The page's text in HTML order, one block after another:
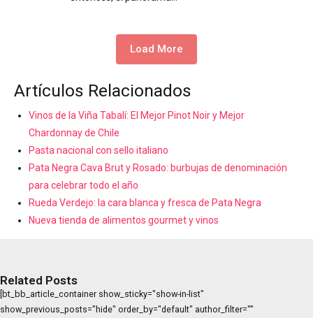
Load More
Artículos Relacionados
Vinos de la Viña Tabalí: El Mejor Pinot Noir y Mejor
Chardonnay de Chile
Pasta nacional con sello italiano
Pata Negra Cava Brut y Rosado: burbujas de denominación
para celebrar todo el año
Rueda Verdejo: la cara blanca y fresca de Pata Negra
Nueva tienda de alimentos gourmet y vinos
Related Posts
[bt_bb_article_container show_sticky="show-in-list"
show_previous_posts="hide" order_by="default" author_filter=""